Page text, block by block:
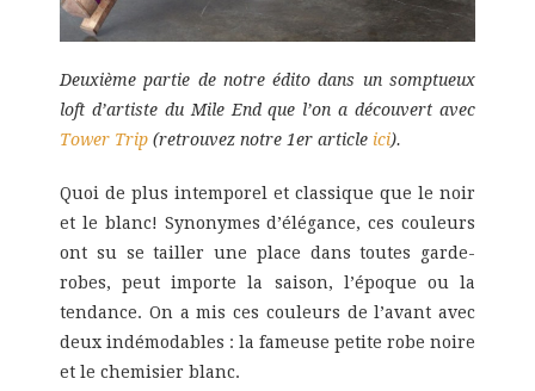
Deuxième partie de notre édito dans un somptueux
loft d’artiste du Mile End que l’on a découvert avec
Tower Trip (retrouvez notre 1er article ici).
Quoi de plus intemporel et classique que le noir
et le blanc! Synonymes d’élégance, ces couleurs
ont su se tailler une place dans toutes garde-
robes, peut importe la saison, l’époque ou la
tendance. On a mis ces couleurs de l’avant avec
deux indémodables : la fameuse petite robe noire
et le chemisier blanc.